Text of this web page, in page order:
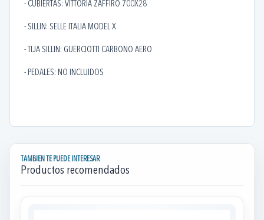
- CUBIERTAS: VITTORIA ZAFFIRO 700X28
- SILLIN: SELLE ITALIA MODEL X
- TIJA SILLIN: GUERCIOTTI CARBONO AERO
- PEDALES: NO INCLUIDOS
TAMBIEN TE PUEDE INTERESAR
Productos recomendados